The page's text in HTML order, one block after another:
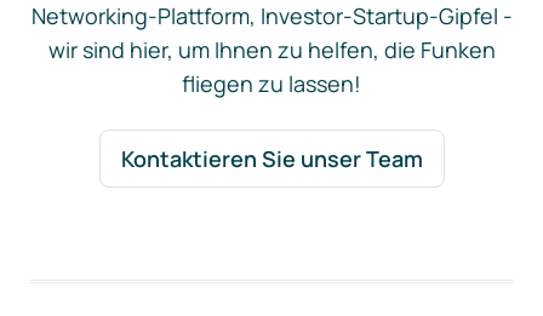
Networking-Plattform, Investor-Startup-Gipfel -
wir sind hier, um Ihnen zu helfen, die Funken
fliegen zu lassen!
Kontaktieren Sie unser Team